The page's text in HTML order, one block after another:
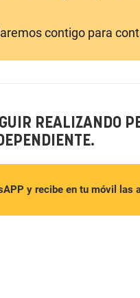
contigo para
REALIZANDO
y recibe en tu móvil las